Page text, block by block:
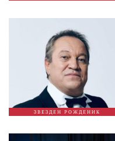
ЗВЕЗДЕН РОЖДЕНИК